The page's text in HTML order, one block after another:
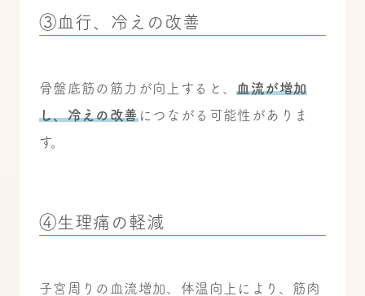
③血行、冷えの改善
骨盤底筋の筋力が向上すると、血流が増加
し、冷えの改善につながる可能性がありま
す。
④生理痛の軽減
子宮周りの血流増加、体温向上により、筋肉